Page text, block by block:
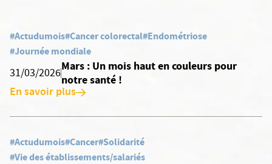
#Actudumois#Cancer colorectal#Endométriose
#Journée mondiale
31/03/2026
Mars : Un mois haut en couleurs pour
notre santé !
En savoir plus
#Actudumois#Cancer#Solidarité
#Vie des établissements/salariés